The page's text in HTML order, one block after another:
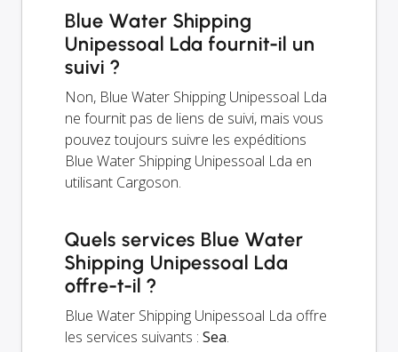
Blue Water Shipping
Unipessoal Lda fournit-il un
suivi ?
Non, Blue Water Shipping Unipessoal Lda
ne fournit pas de liens de suivi, mais vous
pouvez toujours suivre les expéditions
Blue Water Shipping Unipessoal Lda en
utilisant Cargoson.
Quels services Blue Water
Shipping Unipessoal Lda
offre-t-il ?
Blue Water Shipping Unipessoal Lda offre
les services suivants : Sea.